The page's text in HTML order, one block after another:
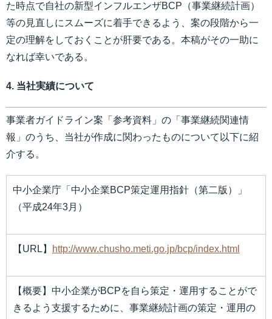
た時点で自社の新型インフルエンザBCP（事業継続計画）
等の見直しにスムーズに着手できるよう、案の段階から一
定の理解をしておくことが肝要である。本稿がその一助に
なれば幸いである。
4. 当社実績について
事業者ガイドライン案「参考資料」の「事業継続関連情
報」のうち、当社が作成に関わったものについて以下に紹
介する。
中小企業庁「中小企業BCP策定運用指針（第二版）」
（平成24年3月）
【URL】 http://www.chusho.meti.go.jp/bcp/index.html
【概要】中小企業がBCPを自ら策定・運用することがで
きるよう支援するために、事業継続計画の策定・運用の